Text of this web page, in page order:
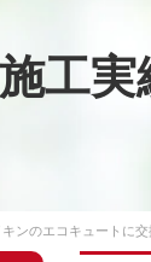
工実
キンのエコキュートに